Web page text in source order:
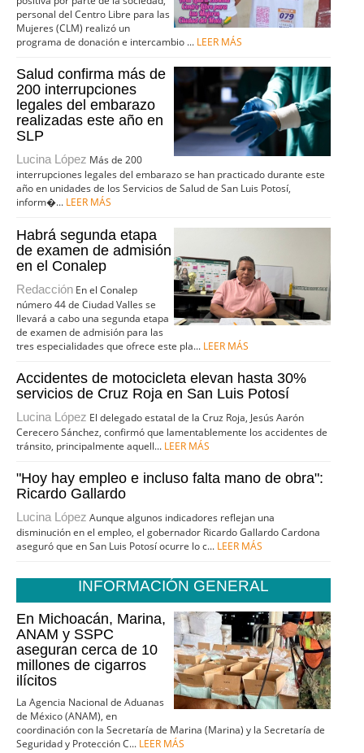
personal del Centro Libre para las
Mujeres (CLM) realizó un
programa de donación e intercambio ... LEER MÁS
Salud confirma más de
200 interrupciones
legales del embarazo
realizadas este año en
SLP
Lucina López Más de 200
interrupciones legales del embarazo se han practicado durante este
año en unidades de los Servicios de Salud de San Luis Potosí,
inform�... LEER MÁS
Habrá segunda etapa
de examen de admisión
en el Conalep
Redacción En el Conalep
número 44 de Ciudad Valles se
llevará a cabo una segunda etapa
de examen de admisión para las
tres especialidades que ofrece este pla... LEER MÁS
Accidentes de motocicleta elevan hasta 30%
servicios de Cruz Roja en San Luis Potosí
Lucina López El delegado estatal de la Cruz Roja, Jesús Aarón
Cerecero Sánchez, confirmó que lamentablemente los accidentes de
tránsito, principalmente aquell... LEER MÁS
"Hoy hay empleo e incluso falta mano de obra":
Ricardo Gallardo
Lucina López Aunque algunos indicadores reflejan una
disminución en el empleo, el gobernador Ricardo Gallardo Cardona
aseguró que en San Luis Potosí ocurre lo c... LEER MÁS
INFORMACIÓN GENERAL
En Michoacán, Marina,
ANAM y SSPC
aseguran cerca de 10
millones de cigarros
ilícitos
La Agencia Nacional de Aduanas
de México (ANAM), en
coordinación con la Secretaría de Marina (Marina) y la Secretaría de
Seguridad y Protección C... LEER MÁS